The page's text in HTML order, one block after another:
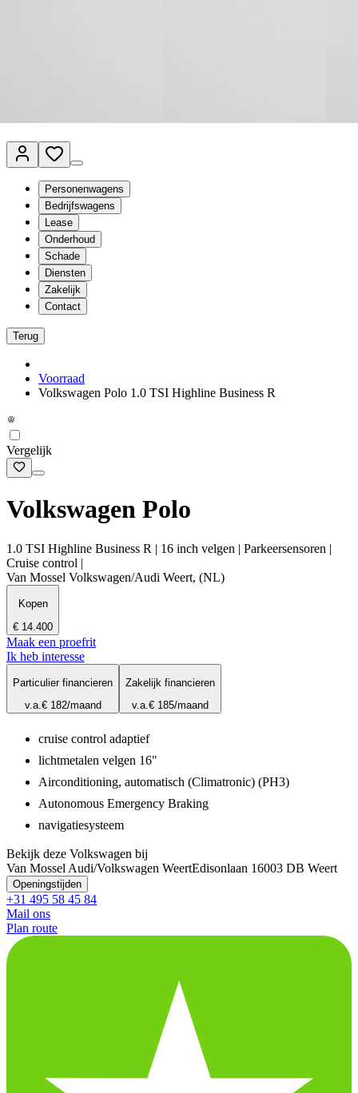
Personenwagens
Bedrijfswagens
Lease
Onderhoud
Schade
Diensten
Zakelijk
Contact
Terug
Voorraad
Volkswagen Polo 1.0 TSI Highline Business R
Vergelijk
Volkswagen Polo
1.0 TSI Highline Business R | 16 inch velgen | Parkeersensoren |
Cruise control |
Van Mossel Volkswagen/Audi Weert, (NL)
Kopen
€ 14.400
Maak een proefrit
Ik heb interesse
Particulier financieren
v.a.€ 182/maand
Zakelijk financieren
v.a.€ 185/maand
cruise control adaptief
lichtmetalen velgen 16"
Airconditioning, automatisch (Climatronic) (PH3)
Autonomous Emergency Braking
navigatiesysteem
Bekijk deze Volkswagen bij
Van Mossel Audi/Volkswagen WeertEdisonlaan 16003 DB Weert
Openingstijden
+31 495 58 45 84
Mail ons
Plan route